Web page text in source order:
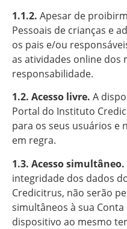
1.1.2. Apesar de
Pessoais de crianças e
os pais e/ou
as atividades online dos
responsabilidade.
1.2. Acesso livre. A
Portal do Instituto
para os seus usuários e
em regra.
1.3. Acesso simultâneo.
integridade dos dados
Credicitrus, não serão
simultâneos à sua
dispositivo ao mesmo